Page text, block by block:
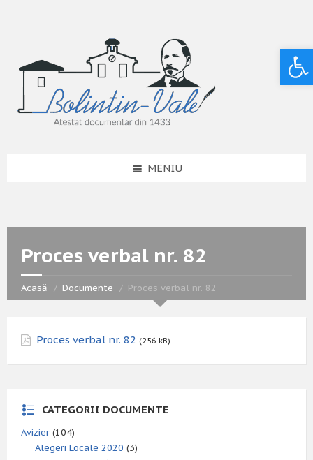
MENIU
Proces verbal nr. 82
Acasă Documente Proces verbal nr. 82
Proces verbal nr. 82 (256 kB)
CATEGORII DOCUMENTE
Avizier (104)
Alegeri Locale 2020 (3)
Deschide bara de unelte